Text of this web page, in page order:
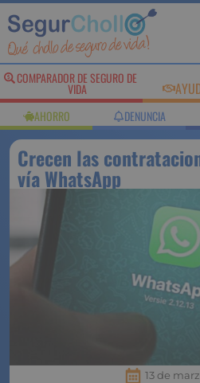
COMPARADOR DE SEGURO DE
VIDA
AHORRO DENUNCIA
Crecen las
vía WhatsApp
13 de